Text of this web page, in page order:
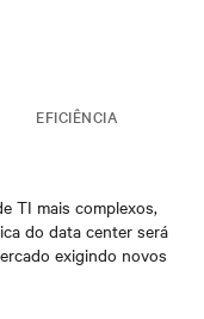
EFICIÊNCIA
TI mais complexos,
do data center será
exigindo novos